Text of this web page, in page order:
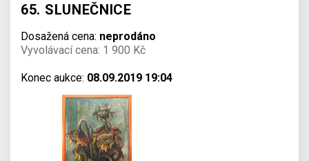
65. SLUNEČNICE
Dosažená cena: neprodáno
Vyvolávací cena: 1 900 Kč
Konec aukce: 08.09.2019 19:04